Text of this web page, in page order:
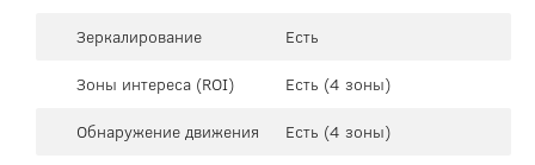
Зеркалирование
Есть
Зоны интереса (ROI)
Есть (4 зоны)
Обнаружение движения
Есть (4 зоны)